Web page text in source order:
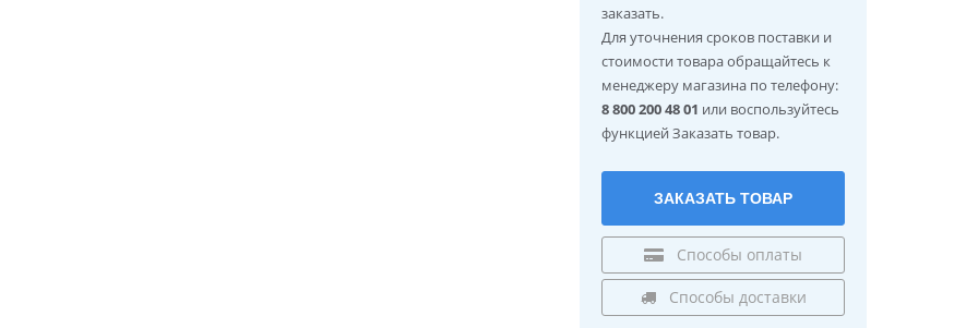
заказать.
Для уточнения сроков поставки и
стоимости товара обращайтесь к
менеджеру магазина по телефону:
8 800 200 48 01 или воспользуйтесь
функцией Заказать товар.
ЗАКАЗАТЬ ТОВАР
Способы оплаты
Способы доставки